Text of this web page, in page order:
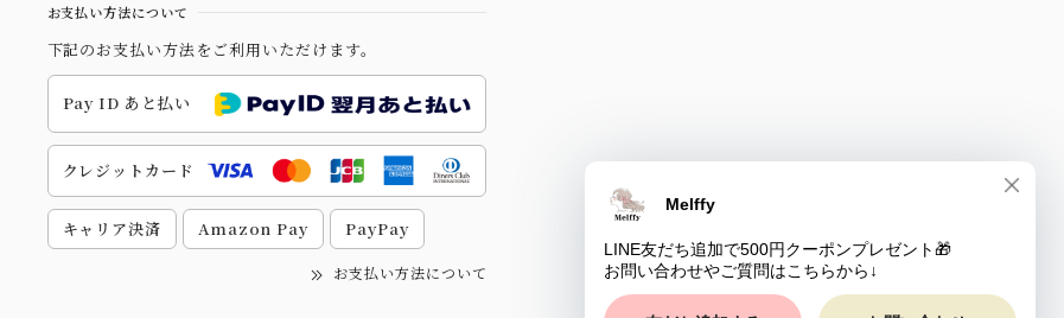
お支払い方法について
下記のお支払い方法をご利用いただけます。
Pay ID あと払い
クレジットカード
キャリア決済 Amazon Pay PayPay
お支払い方法について